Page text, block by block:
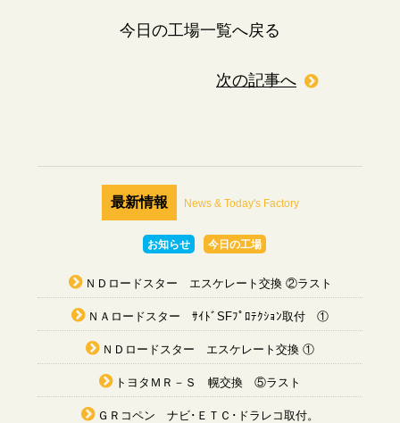
今日の工場一覧へ戻る
次の記事へ
最新情報 News & Today's Factory
お知らせ 今日の工場
ＮＤロードスター エスケレート交換 ②ラスト
ＮＡロードスター ｻｲﾄﾞSFﾌﾟﾛﾃｸｼｮﾝ取付 ①
ＮＤロードスター エスケレート交換 ①
トヨタＭＲ－Ｓ 幌交換 ⑤ラスト
ＧＲコペン ナビ･ＥＴＣ･ドラレコ取付。